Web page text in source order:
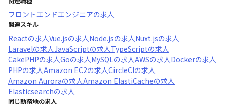
フロントエンドエンジニアの求人
関連スキル
Reactの求人Vue.jsの求人Node.jsの求人Nuxt.jsの求人
Laravelの求人JavaScriptの求人TypeScriptの求人
CakePHPの求人Goの求人MySQLの求人AWSの求人Dockerの求人
PHPの求人Amazon EC2の求人CircleCIの求人
Amazon Auroraの求人Amazon ElastiCacheの求人
Elasticsearchの求人
同じ勤務地の求人